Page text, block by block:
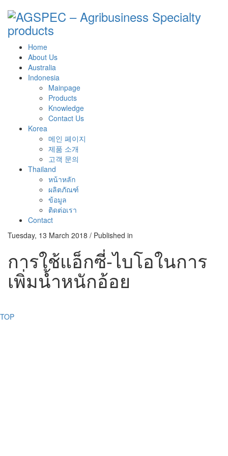
Home
About Us
Australia
Indonesia
Mainpage
Products
Knowledge
Contact Us
Korea
메인 페이지
제품 소개
고객 문의
Thailand
หน้าหลัก
ผลิตภัณฑ์
ข้อมูล
ติดต่อเรา
Contact
Tuesday, 13 March 2018 / Published in
การใช้แอ็กซี่-ไบโอในการ
เพิ่มน้ำหนักอ้อย
TOP